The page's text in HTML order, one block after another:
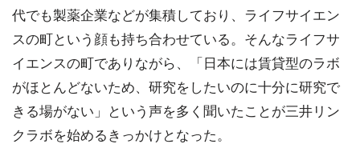
代でも製薬企業などが集積しており、ライフサイエン
スの町という顔も持ち合わせている。そんなライフサ
イエンスの町でありながら、「日本には賃貸型のラボ
がほとんどないため、研究をしたいのに十分に研究で
きる場がない」という声を多く聞いたことが三井リン
クラボを始めるきっかけとなった。